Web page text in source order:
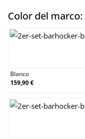
Color del marco:
Blanco
159,90 €